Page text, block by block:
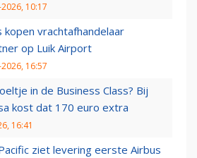
10:17
kopen vrachtafhandelaar
op Luik Airport
16:57
in de Business Class? Bij
kost dat 170 euro extra
16:41
ziet levering eerste Airbus